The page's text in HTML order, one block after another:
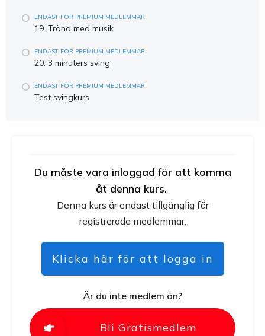
Du måste vara inloggad för att komma
åt denna kurs.
Denna kurs är endast tillgänglig för
registrerade medlemmar.
Klicka här för att logga in
Är du inte medlem än?
Bli Gratismedlem
ENDAST FÖR PREMIUM MEDLEMMAR
19. Träna med musik
ENDAST FÖR PREMIUM MEDLEMMAR
20. 3 minuters sving
ENDAST FÖR PREMIUM MEDLEMMAR
Test svingkurs